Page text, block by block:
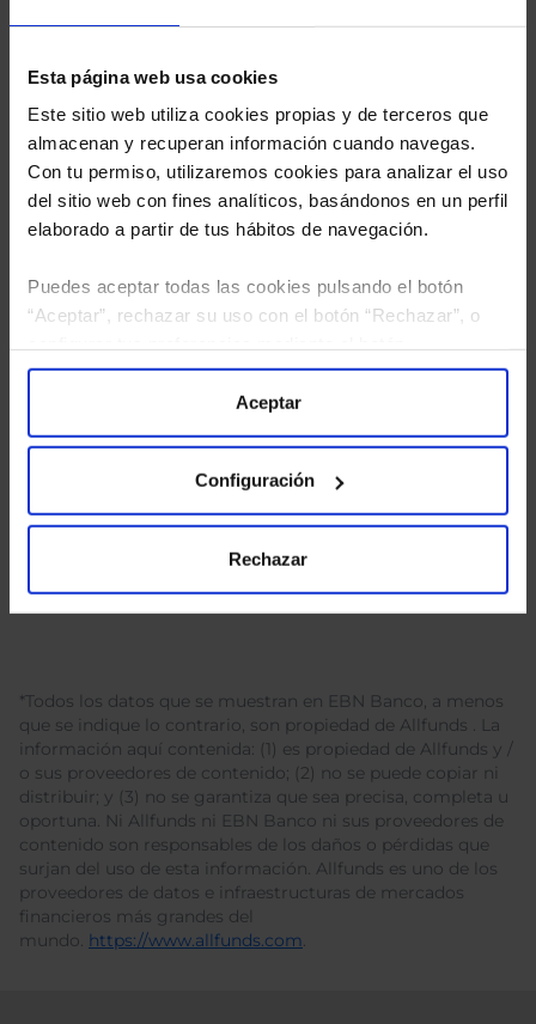
Esta página web usa cookies
Este sitio web utiliza cookies propias y de terceros que
almacenan y recuperan información cuando navegas.
Con tu permiso, utilizaremos cookies para analizar el uso
del sitio web con fines analíticos, basándonos en un perfil
elaborado a partir de tus hábitos de navegación.
Puedes aceptar todas las cookies pulsando el botón
“Aceptar”, rechazar su uso con el botón “Rechazar”, o
“Configuración”. Consulta nuestraPolítica
para más información.
Aceptar
Configuración
Rechazar
He leídola política de privacidady consiento el
tratamiento de mis datos personales.
*Todos los datos que se muestran en EBN Banco, a menos
que se indique lo contrario, son propiedad de Allfunds . La
información aquí contenida: (1) es propiedad de Allfunds y /
o sus proveedores de contenido; (2) no se puede copiar ni
distribuir; y (3) no se garantiza que sea precisa, completa u
oportuna. Ni Allfunds ni EBN Banco ni sus proveedores de
contenido son responsables de los daños o pérdidas que
surjan del uso de esta información. Allfunds es uno de los
proveedores de datos e infraestructuras de mercados
financieros más grandes del
mundo. https://www.allfunds.com.